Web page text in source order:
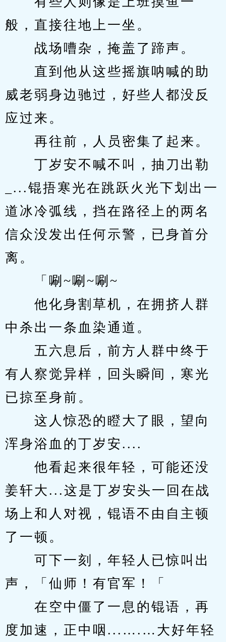
般，直接往地上一坐。
战场嘈杂，掩盖了蹄声。
直到他从这些摇旗呐喊的助
威老弱身边驰过，好些人都没反
应过来。
再往前，人员密集了起来。
丁岁安不喊不叫，抽刀出勒
_...锟捂寒光在跳跃火光下划出一
道冰冷弧线，挡在路径上的两名
信众没发出任何示警，已身首分
离。
「唰~唰~唰~
他化身割草机，在拥挤人群
中杀出一条血染通道。
五六息后，前方人群中终于
有人察觉异样，回头瞬间，寒光
已掠至身前。
这人惊恐的瞪大了眼，望向
浑身浴血的丁岁安....
他看起来很年轻，可能还没
姜轩大...这是丁岁安头一回在战
场上和人对视，锟语不由自主顿
了一顿。
可下一刻，年轻人已惊叫出
声，「仙师！有官军！「
在空中僵了一息的锟语，再
度加速，正中咽...….…大好年轻